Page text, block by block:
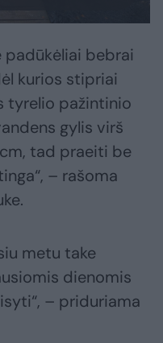
padūkėliai bebrai
kurios stipriai
tyrelio pažintinio
gylis virš
tad praeiti be
– rašoma
metu take
dienomis
– priduriama